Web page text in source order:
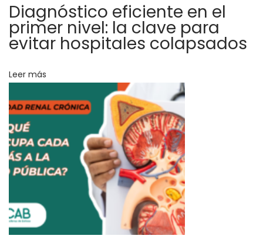
o
s
n
i
m
a
y
C
l
l
Diagnóstico eficiente en el
primer nivel: la clave para
evitar hospitales colapsados
Leer más